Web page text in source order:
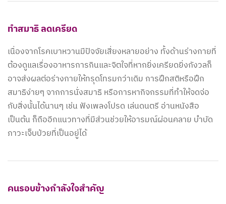
ทำสมาธิ ลดเครียด
เนื่องจากโรคเบาหวานมีปัจจัยเสี่ยงหลายอย่าง ทั้งด้านร่างกายที่
ต้องดูแลเรื่องอาหารการกินและจิตใจที่หากยิ่งเครียดยิ่งกังวลก็
อาจส่งผลต่อร่างกายให้ทรุดโทรมกว่าเดิม การฝึกสติหรือฝึก
สมาธิง่ายๆ จากการนั่งสมาธิ หรือการหากิจกรรมที่ทำให้จดจ่อ
กับสิ่งนั้นได้นานๆ เช่น ฟังเพลงโปรด เล่นดนตรี อ่านหนังสือ
เป็นต้น ก็ถืออีกแนวทางที่มีส่วนช่วยให้อารมณ์ผ่อนคลาย บำบัด
ภาวะเจ็บป่วยที่เป็นอยู่ได้
คนรอบข้างกำลังใจสำคัญ